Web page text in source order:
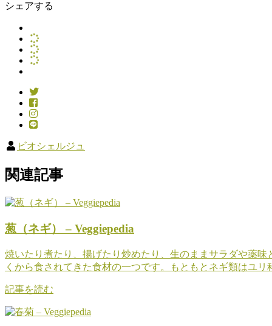
シェアする
ビオシェルジュ
関連記事
葱（ネギ） – Veggiepedia
焼いたり煮たり、揚げたり炒めたり、生のままサラダや薬
くから食されてきた食材の一つです。もともとネギ類はユリ
記事を読む